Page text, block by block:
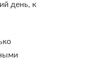
день, к